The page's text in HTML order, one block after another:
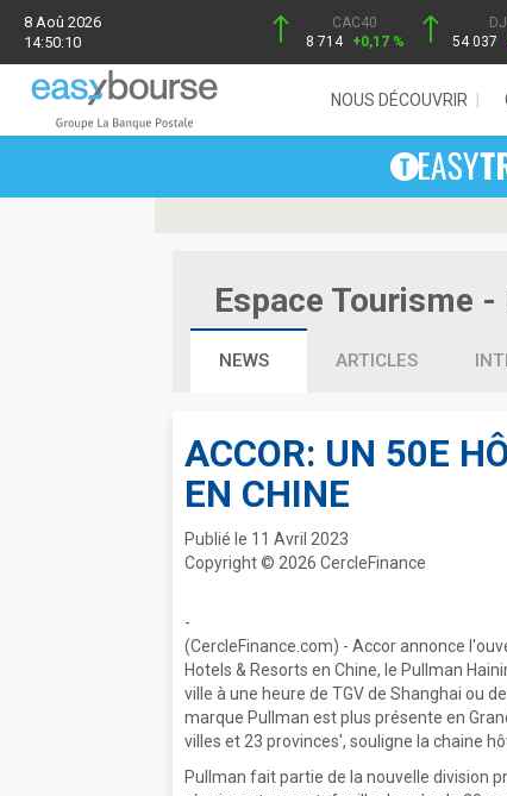
8 Aoû 2026
14:50:10
CAC40
8 714 +0,17 %
54 037
NOUS DÉCOUVRIR
Espace Tourisme
NEWS ARTICLES
ACCOR: UN 50E
EN CHINE
Publié le 11 Avril 2023
Copyright © 2026 CercleFinance
-
(CercleFinance.com) - Accor annonce
Hotels & Resorts en Chine, le Pullman
ville à une heure de TGV de Shanghai ou
marque Pullman est plus présente en
villes et 23 provinces', souligne la chaine
Pullman fait partie de la nouvelle division